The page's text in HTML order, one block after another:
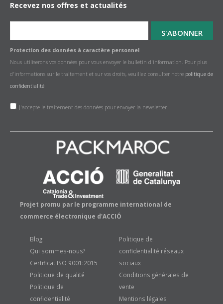
Recevez nos offres et actualités
Protection des données à caractère personnel
Nous utiliserons vos données pour vous envoyer le bulletin d'information. Pour plus
d'informations sur le traitement et sur vos droits, veuillez consulter notre politique de
confidentialité
J'accepte le traitement des données pour envoyer la newsletter
Projet promu par le programme international de
commerce électronique d'ACCIÓ
Blog
Qui sommes-nous?
Certificat ISO 9001:2015
Politique de qualité
Politique de
confidentialité
Politique de
confidentialité réseaux
sociaux
Conditions générales de
vente
Mentions légales